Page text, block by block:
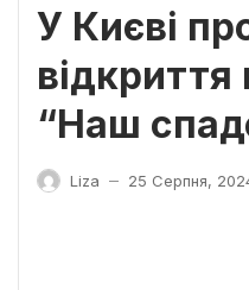
У Києві
відкриття
“Наш
Liza — 25 Серпня,